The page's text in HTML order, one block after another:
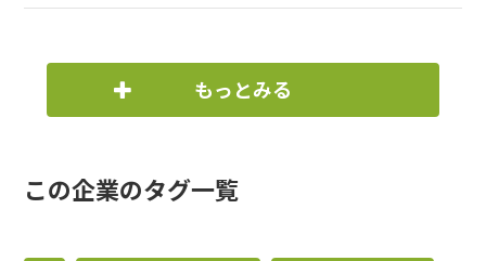
もっとみる
この企業のタグ一覧